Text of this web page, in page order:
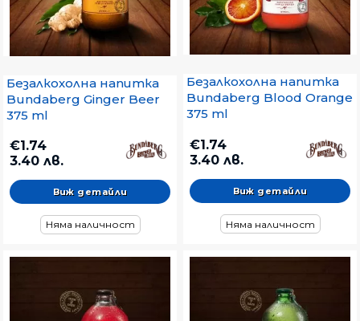
Безалкохолна напитка
Bundaberg Ginger Beer
375 ml
€1.74
3.40 лв.
Виж детайли
Няма наличност
Безалкохолна напитка
Bundaberg Blood Orange
375 ml
€1.74
3.40 лв.
Виж детайли
Няма наличност